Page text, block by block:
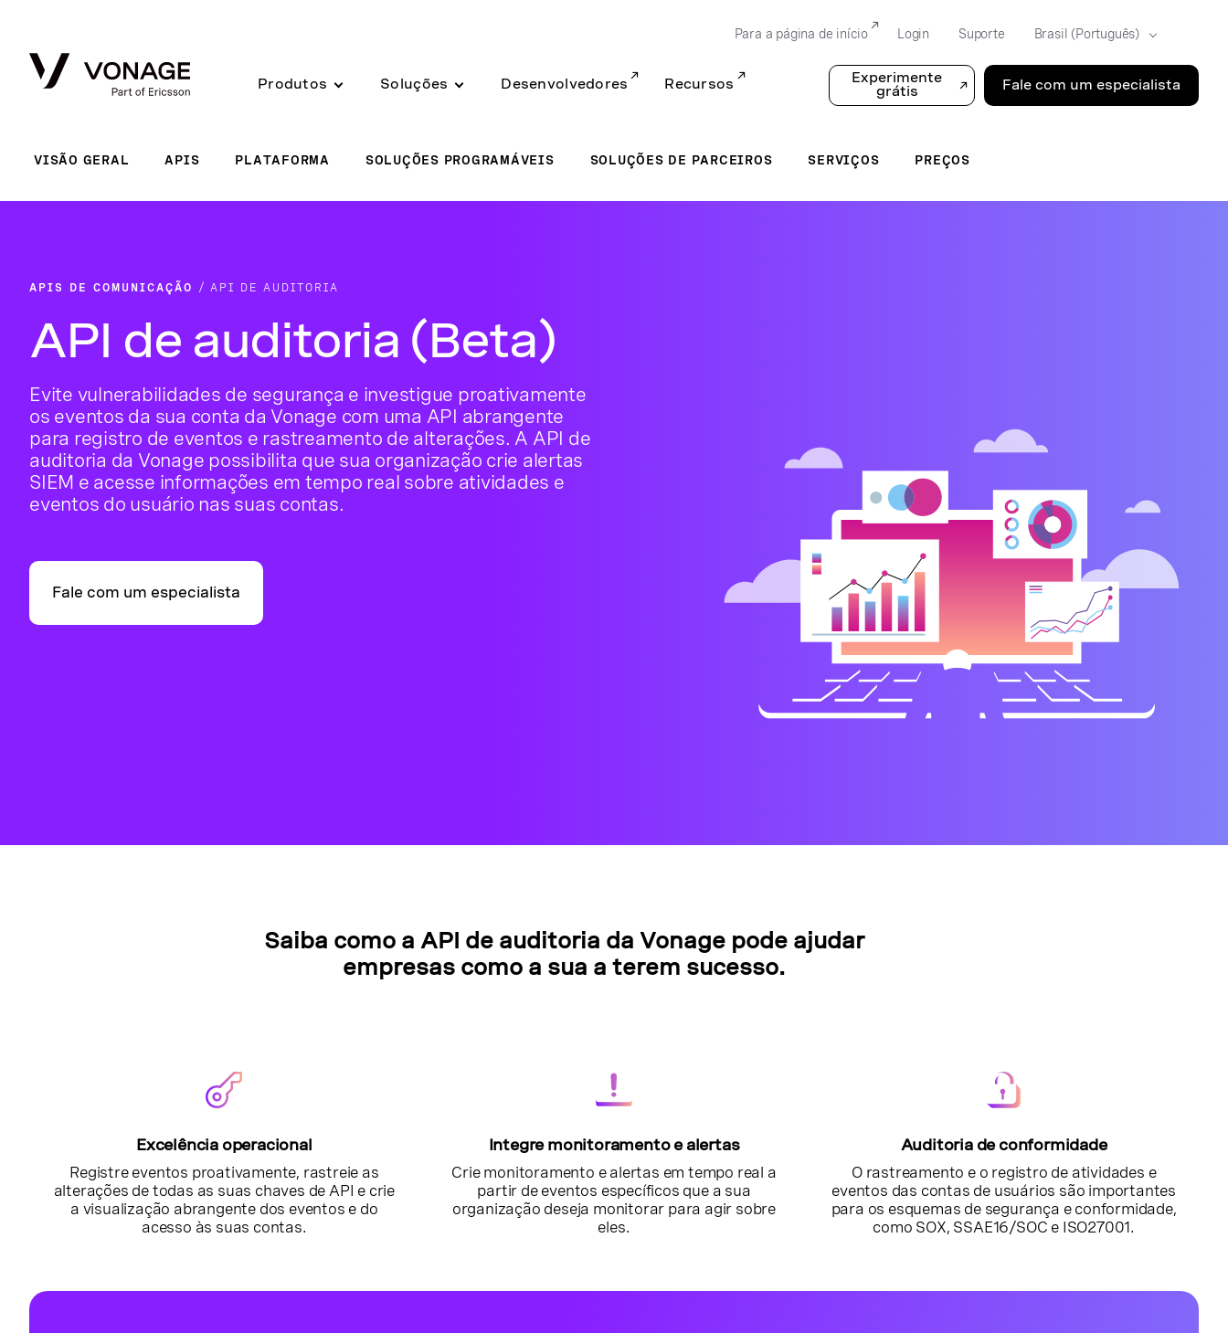
Produtos Soluções Desenvolvedores Recursos
Experimente
grátis
Fale com um especialista
Para a página de início Login Suporte
VISÃO GERAL APIS PLATAFORMA SOLUÇÕES PROGRAMÁVEIS SOLUÇÕES DE PARCEIROS SERVIÇOS PREÇOS
APIS DE COMUNICAÇÃO API DE AUDITORIA
API de auditoria (Beta)
Evite vulnerabilidades de segurança e investigue proativamente
os eventos da sua conta da Vonage com uma API abrangente
para registro de eventos e rastreamento de alterações. A API de
auditoria da Vonage possibilita que sua organização crie alertas
SIEM e acesse informações em tempo real sobre atividades e
eventos do usuário nas suas contas.
Fale com um especialista
Saiba como a API de auditoria da Vonage pode ajudar
empresas como a sua a terem sucesso.
Excelência operacional
Registre eventos proativamente, rastreie as
alterações de todas as suas chaves de API e crie
a visualização abrangente dos eventos e do
acesso às suas contas.
Integre monitoramento e alertas
Crie monitoramento e alertas em tempo real a
partir de eventos específicos que a sua
organização deseja monitorar para agir sobre
eles.
Auditoria de conformidade
O rastreamento e o registro de atividades e
eventos das contas de usuários são importantes
para os esquemas de segurança e conformidade,
como SOX, SSAE16/SOC e ISO27001.